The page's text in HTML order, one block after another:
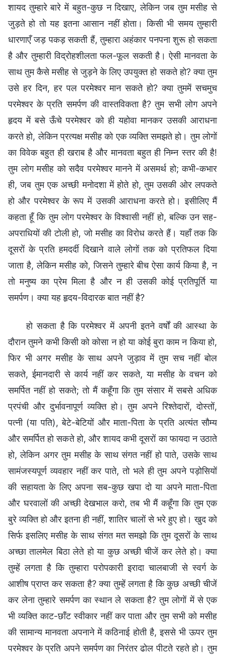
शायद तुम्हारे बारे में बहुत-कुछ न दिखाए, लेकिन जब तुम मसीह से
जुड़ते हो तो यह इतना आसान नहीं होता। किसी भी समय तुम्हारी
धारणाएँ जड़ पकड़ सकती हैं, तुम्हारा अहंकार पनपना शुरू हो सकता
है और तुम्हारी विद्रोहशीलता फल-फूल सकती है। ऐसी मानवता के
साथ तुम कैसे मसीह से जुड़ने के लिए उपयुक्त हो सकते हो? क्या तुम
उसे हर दिन, हर पल परमेश्वर मान सकते हो? क्या तुममें सचमुच
परमेश्वर के प्रति समर्पण की वास्तविकता है? तुम सभी लोग अपने
हृदय में बसे ऊँचे परमेश्वर को ही यहोवा मानकर उसकी आराधना
करते हो, लेकिन प्रत्यक्ष मसीह को एक व्यक्ति समझते हो। तुम लोगों
का विवेक बहुत ही खराब है और मानवता बहुत ही निम्न स्तर की है!
तुम लोग मसीह को सदैव परमेश्वर मानने में असमर्थ हो; कभी-कभार
ही, जब तुम एक अच्छी मनोदशा में होते हो, तुम उसकी ओर लपकते
हो और परमेश्वर के रूप में उसकी आराधना करते हो। इसीलिए मैं
कहता हूँ कि तुम लोग परमेश्वर के विश्वासी नहीं हो, बल्कि उन सह-
अपराधियों की टोली हो, जो मसीह का विरोध करते हैं। यहाँ तक कि
दूसरों के प्रति हमदर्दी दिखाने वाले लोगों तक को प्रतिफल दिया
जाता है, लेकिन मसीह को, जिसने तुम्हारे बीच ऐसा कार्य किया है, न
तो मनुष्य का प्रेम मिला है और न ही उसकी कोई प्रतिपूर्ति या
समर्पण। क्या यह हृदय-विदारक बात नहीं है?
हो सकता है कि परमेश्वर में अपनी इतने वर्षों की आस्था के
दौरान तुमने कभी किसी को कोसा न हो या कोई बुरा काम न किया हो,
फिर भी अगर मसीह के साथ अपने जुड़ाव में तुम सच नहीं बोल
सकते, ईमानदारी से कार्य नहीं कर सकते, या मसीह के वचन को
समर्पित नहीं हो सकते; तो मैं कहूँगा कि तुम संसार में सबसे अधिक
प्रपंची और दुर्भावनापूर्ण व्यक्ति हो। तुम अपने रिश्तेदारों, दोस्तों,
पत्नी (या पति), बेटे-बेटियों और माता-पिता के प्रति अत्यंत सौम्य
और समर्पित हो सकते हो, और शायद कभी दूसरों का फायदा न उठाते
हो, लेकिन अगर तुम मसीह के साथ संगत नहीं हो पाते, उसके साथ
सामंजस्यपूर्ण व्यवहार नहीं कर पाते, तो भले ही तुम अपने पड़ोसियों
की सहायता के लिए अपना सब-कुछ खपा दो या अपने माता-पिता
और घरवालों की अच्छी देखभाल करो, तब भी मैं कहूँगा कि तुम एक
बुरे व्यक्ति हो और इतना ही नहीं, शातिर चालों से भरे हुए हो। खुद को
सिर्फ इसलिए मसीह के साथ संगत मत समझो कि तुम दूसरों के साथ
अच्छा तालमेल बिठा लेते हो या कुछ अच्छी चीजें कर लेते हो। क्या
तुम्हें लगता है कि तुम्हारा परोपकारी इरादा चालबाजी से स्वर्ग के
आशीष प्राप्त कर सकता है? क्या तुम्हें लगता है कि कुछ अच्छी चीजें
कर लेना तुम्हारे समर्पण का स्थान ले सकता है? तुम लोगों में से एक
भी व्यक्ति काट-छाँट स्वीकार नहीं कर पाता और तुम सभी को मसीह
की सामान्य मानवता अपनाने में कठिनाई होती है, इससे भी ऊपर तुम
परमेश्वर के प्रति अपने समर्पण का निरंतर ढोल पीटते रहते हो। तुम